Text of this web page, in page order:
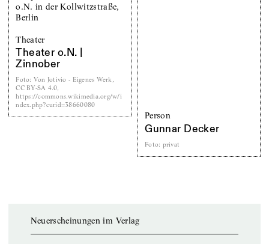
Theater
Theater o.N. |
Zinnober
Foto: Von Jotivio - Eigenes Werk,
CC BY-SA 4.0,
https://commons.wikimedia.org/w/i
ndex.php?curid=38660080
Person
Gunnar Decker
Foto: privat
Neuerscheinungen im Verlag